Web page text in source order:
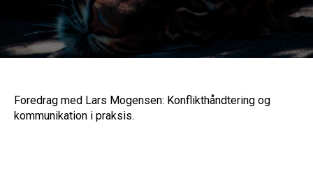
Foredrag med Lars Mogensen: Konflikthåndtering og
kommunikation i praksis.